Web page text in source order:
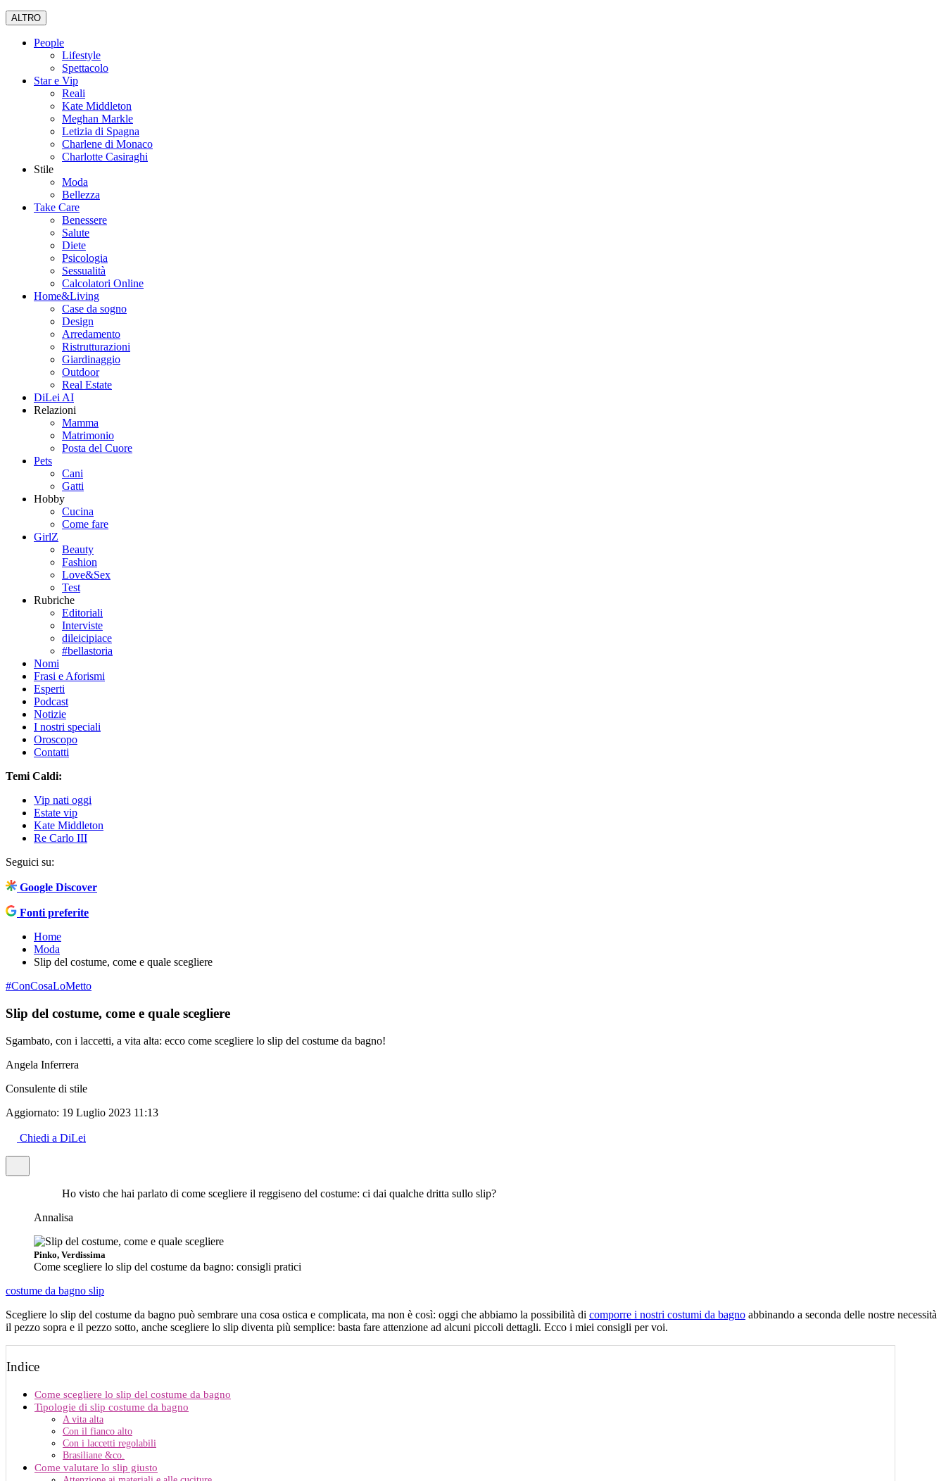
ALTRO
People
Lifestyle
Spettacolo
Star e Vip
Reali
Kate Middleton
Meghan Markle
Letizia di Spagna
Charlene di Monaco
Charlotte Casiraghi
Stile
Moda
Bellezza
Take Care
Benessere
Salute
Diete
Psicologia
Sessualità
Calcolatori Online
Home&Living
Case da sogno
Design
Arredamento
Ristrutturazioni
Giardinaggio
Outdoor
Real Estate
DiLei AI
Relazioni
Mamma
Matrimonio
Posta del Cuore
Pets
Cani
Gatti
Hobby
Cucina
Come fare
GirlZ
Beauty
Fashion
Love&Sex
Test
Rubriche
Editoriali
Interviste
dileicipiace
#bellastoria
Nomi
Frasi e Aforismi
Esperti
Podcast
Notizie
I nostri speciali
Oroscopo
Contatti
Temi Caldi:
Vip nati oggi
Estate vip
Kate Middleton
Re Carlo III
Seguici su:
Google Discover
Fonti preferite
Home
Moda
Slip del costume, come e quale scegliere
#ConCosaLoMetto
Slip del costume, come e quale scegliere
Sgambato, con i laccetti, a vita alta: ecco come scegliere lo slip del costume da bagno!
Angela Inferrera
Consulente di stile
Aggiornato: 19 Luglio 2023 11:13
Chiedi a DiLei
Ho visto che hai parlato di come scegliere il reggiseno del costume: ci dai qualche dritta sullo slip?
Annalisa
Pinko, Verdissima
Come scegliere lo slip del costume da bagno: consigli pratici
costume da bagno slip
Scegliere lo slip del costume da bagno può sembrare una cosa ostica e complicata, ma non è così: oggi che abbiamo la possibilità di comporre i nostri costumi da bagno abbinando a seconda delle nostre necessità
il pezzo sopra e il pezzo sotto, anche scegliere lo slip diventa più semplice: basta fare attenzione ad alcuni piccoli dettagli. Ecco i miei consigli per voi.
Indice
Come scegliere lo slip del costume da bagno
Tipologie di slip costume da bagno
A vita alta
Con il fianco alto
Con i laccetti regolabili
Brasiliane &co.
Come valutare lo slip giusto